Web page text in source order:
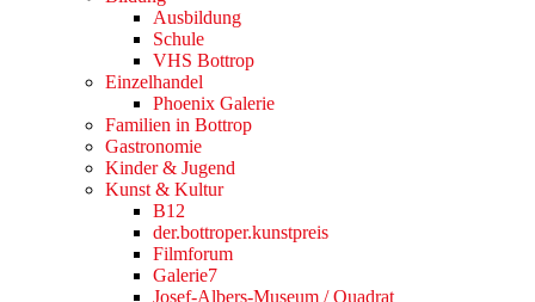
Ausbildung
Schule
VHS Bottrop
Einzelhandel
Phoenix Galerie
Familien in Bottrop
Gastronomie
Kinder & Jugend
Kunst & Kultur
B12
der.bottroper.kunstpreis
Filmforum
Galerie7
Josef-Albers-Museum / Quadrat